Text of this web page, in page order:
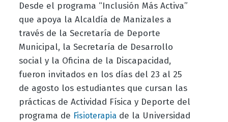
Desde el programa “Inclusión Más Activa”
que apoya la Alcaldía de Manizales a
través de la Secretaría de Deporte
Municipal, la Secretaría de Desarrollo
social y la Oficina de la Discapacidad,
fueron invitados en los días del 23 al 25
de agosto los estudiantes que cursan las
prácticas de Actividad Física y Deporte del
programa de Fisioterapiade la Universidad